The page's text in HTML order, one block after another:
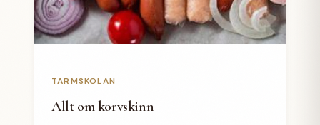
TARMSKOLAN
Allt om korvskinn